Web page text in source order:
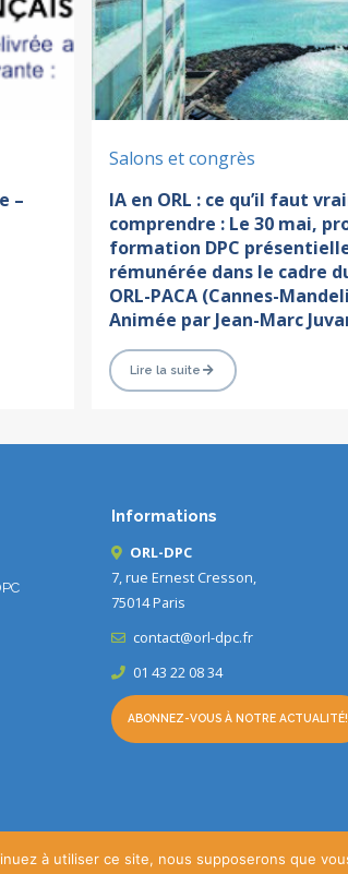
–
Salons et congrès
IA en ORL : ce qu’il faut
comprendre : Le 30 mai,
formation DPC
rémunérée dans le cadre
ORL-PACA (Cannes-
Animée par Jean-Marc
Lire la suite
Informations
ORL-DPC
7, rue Ernest Cresson,
75014 Paris
contact@orl-dpc.fr
01 43 22 08 34
ABONNEZ-VOUS À NOTRE ACTUALITÉ!
à utiliser ce site, nous supposerons que